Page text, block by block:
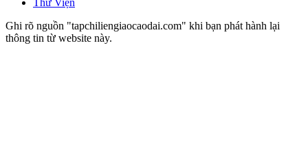
Thư Viện
Ghi rõ nguồn "tapchiliengiaocaodai.com" khi bạn phát hành lại
thông tin từ website này.